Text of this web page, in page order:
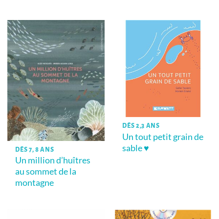
DÈS 7, 8 ANS
Un million d’huîtres
au sommet de la
montagne
DÈS 2,3 ANS
Un tout petit grain de
sable ♥